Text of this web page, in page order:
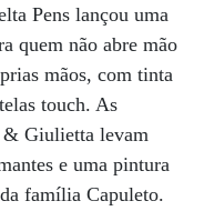
Pens lançou uma
quem não abre mão
mãos, com tinta
touch. As
& Giulietta levam
e uma pintura
família Capuleto.